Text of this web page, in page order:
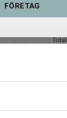
BM
FÖRETAG